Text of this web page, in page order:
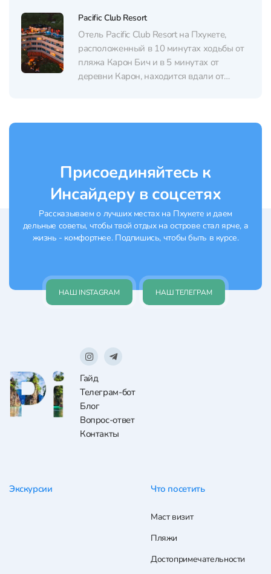
отель позиционируется как удобный,
современный и функциональный
вариант для туристов,...
Pacific Club Resort
Отель Pacific Club Resort на Пхукете,
расположенный в 10 минутах ходьбы от
пляжа Карон Бич и в 5 минутах от
деревни Карон, находится вдали от
Присоединяйтесь к
Инсайдеру в соцсетях
Рассказываем о лучших местах на Пхукете и даем
дельные советы, чтобы твой отдых на острове стал ярче, а
жизнь - комфортнее. Подпишись, чтобы быть в курсе.
НАШ INSTAGRAM НАШ ТЕЛЕГРАМ
Гайд
Телеграм-бот
Блог
Вопрос-ответ
Контакты
Экскурсии Что посетить
Маст визит
Пляжи
Достопримечательности